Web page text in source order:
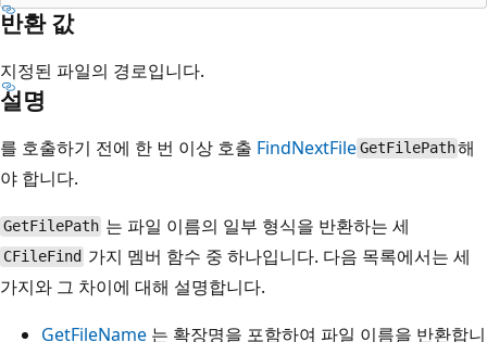
반환 값
지정된 파일의 경로입니다.
설명
를 호출하기 전에 한 번 이상 호출 FindNextFileGetFilePath해
야 합니다.
GetFilePath 는 파일 이름의 일부 형식을 반환하는 세
CFileFind 가지 멤버 함수 중 하나입니다. 다음 목록에서는 세
가지와 그 차이에 대해 설명합니다.
GetFileName 는 확장명을 포함하여 파일 이름을 반환합니